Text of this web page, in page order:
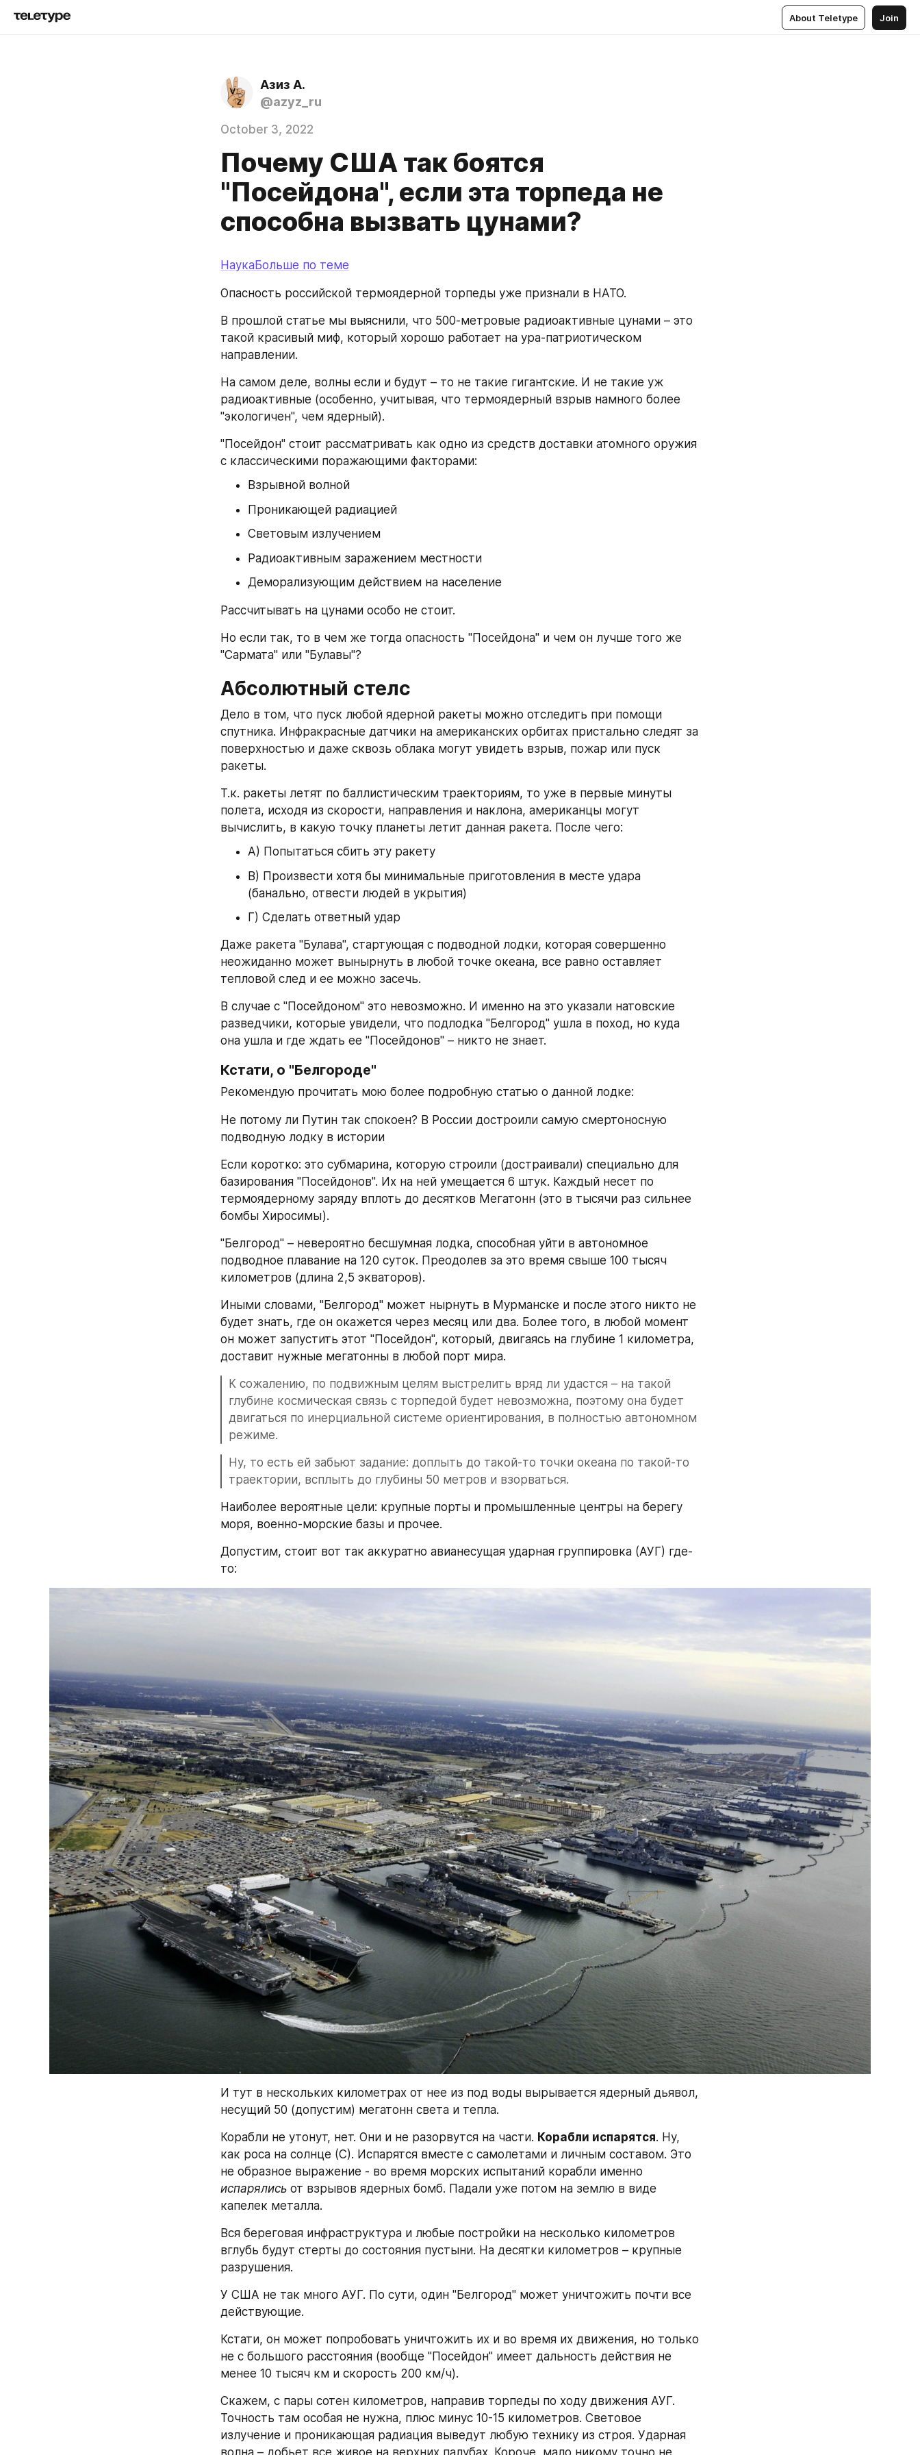
About Teletype Join
Азиз А.
@azyz_ru
October 3, 2022
Почему США так боятся
"Посейдона", если эта торпеда не
способна вызвать цунами?
НаукаБольше по теме
Опасность российской термоядерной торпеды уже признали в НАТО.
В прошлой статье мы выяснили, что 500-метровые радиоактивные цунами – это
такой красивый миф, который хорошо работает на ура-патриотическом
направлении.
На самом деле, волны если и будут – то не такие гигантские. И не такие уж
радиоактивные (особенно, учитывая, что термоядерный взрыв намного более
"экологичен", чем ядерный).
"Посейдон" стоит рассматривать как одно из средств доставки атомного оружия
с классическими поражающими факторами:
Взрывной волной
Проникающей радиацией
Световым излучением
Радиоактивным заражением местности
Деморализующим действием на население
Рассчитывать на цунами особо не стоит.
Но если так, то в чем же тогда опасность "Посейдона" и чем он лучше того же
"Сармата" или "Булавы"?
Абсолютный стелс
Дело в том, что пуск любой ядерной ракеты можно отследить при помощи
спутника. Инфракрасные датчики на американских орбитах пристально следят за
поверхностью и даже сквозь облака могут увидеть взрыв, пожар или пуск
ракеты.
Т.к. ракеты летят по баллистическим траекториям, то уже в первые минуты
полета, исходя из скорости, направления и наклона, американцы могут
вычислить, в какую точку планеты летит данная ракета. После чего:
А) Попытаться сбить эту ракету
В) Произвести хотя бы минимальные приготовления в месте удара
(банально, отвести людей в укрытия)
Г) Сделать ответный удар
Даже ракета "Булава", стартующая с подводной лодки, которая совершенно
неожиданно может вынырнуть в любой точке океана, все равно оставляет
тепловой след и ее можно засечь.
В случае с "Посейдоном" это невозможно. И именно на это указали натовские
разведчики, которые увидели, что подлодка "Белгород" ушла в поход, но куда
она ушла и где ждать ее "Посейдонов" – никто не знает.
Кстати, о "Белгороде"
Рекомендую прочитать мою более подробную статью о данной лодке:
Не потому ли Путин так спокоен? В России достроили самую смертоносную
подводную лодку в истории
Если коротко: это субмарина, которую строили (достраивали) специально для
базирования "Посейдонов". Их на ней умещается 6 штук. Каждый несет по
термоядерному заряду вплоть до десятков Мегатонн (это в тысячи раз сильнее
бомбы Хиросимы).
"Белгород" – невероятно бесшумная лодка, способная уйти в автономное
подводное плавание на 120 суток. Преодолев за это время свыше 100 тысяч
километров (длина 2,5 экваторов).
Иными словами, "Белгород" может нырнуть в Мурманске и после этого никто не
будет знать, где он окажется через месяц или два. Более того, в любой момент
он может запустить этот "Посейдон", который, двигаясь на глубине 1 километра,
доставит нужные мегатонны в любой порт мира.
К сожалению, по подвижным целям выстрелить вряд ли удастся – на такой
глубине космическая связь с торпедой будет невозможна, поэтому она будет
двигаться по инерциальной системе ориентирования, в полностью автономном
режиме.
Ну, то есть ей забьют задание: доплыть до такой-то точки океана по такой-то
траектории, всплыть до глубины 50 метров и взорваться.
Наиболее вероятные цели: крупные порты и промышленные центры на берегу
моря, военно-морские базы и прочее.
Допустим, стоит вот так аккуратно авианесущая ударная группировка (АУГ) где-
то:
И тут в нескольких километрах от нее из под воды вырывается ядерный дьявол,
несущий 50 (допустим) мегатонн света и тепла.
Корабли не утонут, нет. Они и не разорвутся на части. Корабли испарятся. Ну,
как роса на солнце (С). Испарятся вместе с самолетами и личным составом. Это
испарялись от взрывов ядерных бомб. Падали уже потом на землю в виде
капелек металла.
Вся береговая инфраструктура и любые постройки на несколько километров
вглубь будут стерты до состояния пустыни. На десятки километров – крупные
разрушения.
У США не так много АУГ. По сути, один "Белгород" может уничтожить почти все
действующие.
Кстати, он может попробовать уничтожить их и во время их движения, но только
не с большого расстояния (вообще "Посейдон" имеет дальность действия не
менее 10 тысяч км и скорость 200 км/ч).
Скажем, с пары сотен километров, направив торпеды по ходу движения АУГ.
Точность там особая не нужна, плюс минус 10-15 километров. Световое
излучение и проникающая радиация выведут любую технику из строя. Ударная
волна – добьет все живое на верхних палубах. Короче, мало никому точно не